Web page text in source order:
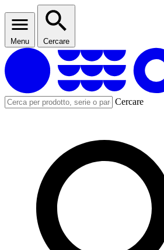
Menu Cercare
Cercare